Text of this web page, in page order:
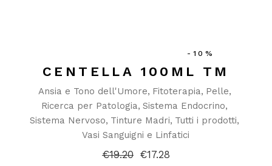
-10%
CENTELLA 100ML TM
Ansia e Tono dell'Umore Fitoterapia Pelle
Ricerca per Patologia Sistema Endocrino
Sistema Nervoso Tinture Madri Tutti i prodotti
Vasi Sanguigni e Linfatici
€19.20 Il€17.28
Il